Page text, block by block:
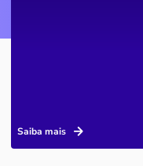
Saiba mais